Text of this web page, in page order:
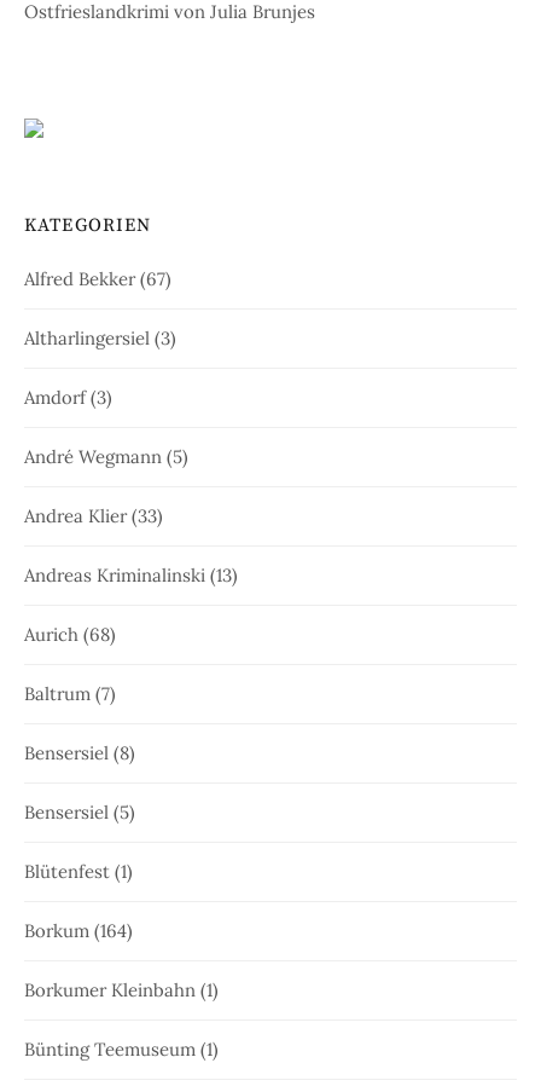
Ostfrieslandkrimi von Julia Brunjes
KATEGORIEN
Alfred Bekker(67)
Altharlingersiel (3)
Amdorf(3)
André Wegmann (5)
Andrea Klier(33)
Andreas Kriminalinski (13)
Aurich (68)
Baltrum (7)
Bensersiel (8)
Bensersiel (5)
Blütenfest (1)
Borkum (164)
Borkumer Kleinbahn (1)
Bünting Teemuseum (1)